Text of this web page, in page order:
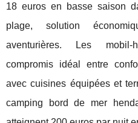
18 euros en basse saison
plage, solution
aventurières. Les mobil-
compromis idéal entre
avec cuisines équipées et
camping bord de mer